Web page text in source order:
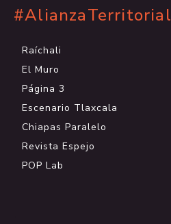
#AlianzaTerritorial
Raíchali
El Muro
Página 3
Escenario Tlaxcala
Chiapas Paralelo
Revista Espejo
POP Lab